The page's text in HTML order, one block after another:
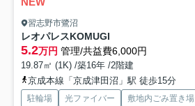
習志野市鷺沼
レオパレスKOMUGI
5.2万円 管理/共益費6,000円
19.87㎡ (1K) /築16年 /2階建
京成本線「京成津田沼」駅 徒歩15分
駐輪場 光ファイバー 敷地内ごみ置き場